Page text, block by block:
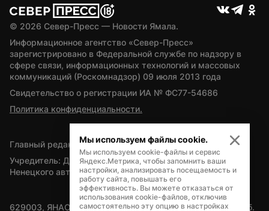
© 2026 Север-Пресс — Новости Ямала.
Информационное агентство «Север-Пресс»
зарегистрировано в Федеральной службе по надзору в
сфере связи, информационных технологий и массовых
коммуникаций (Роскомнадзор) 09 июля 2013 года
Свидетельство о регистрации ИА № ФС77-54686
Политика конфиденциальности.
Главный редактор — А.Л. Поздеев
Учредитель: Департамент внутренней политики Ямало-
Ненецкого автономного округа
629003, ЯНАО, Салехард, мкр. Богдана Кнунянца, д.1, каб.
Мы используем файлы cookie.
Мы используем cookie-файлы и сервис
Яндекс.Метрика, чтобы запомнить ваши
настройки, анализировать посещаемость и
работу сайта, повышать его
эффективность. Вы можете отказаться от
использования cookie-файлов, отключив
самостоятельно эту опцию в настройках